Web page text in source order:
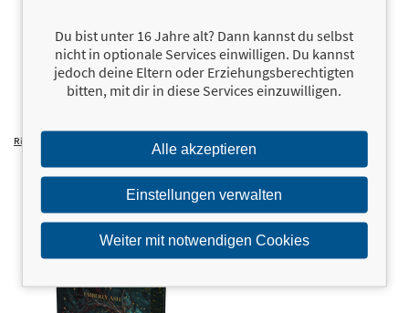
17,00 €
Riding Hope (Hunt Ranch 1)
Nov. 2026
Du bist unter 16 Jahre alt? Dann kannst du selbst
nicht in optionale Services einwilligen. Du kannst
jedoch deine Eltern oder Erziehungsberechtigten
bitten, mit dir in diese Services einzuwilligen.
Alle akzeptieren
Einstellungen verwalten
Weiter mit notwendigen Cookies